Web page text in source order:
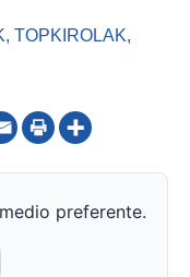
, TOPKIROLAK,
preferente.